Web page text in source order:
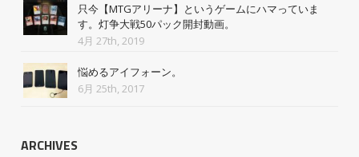
只今【MTGアリーナ】というゲームにハマっていま
す。灯争大戦50パック開封動画。
4月 27th, 2019
悩めるアイフォーン。
6月 25th, 2017
ARCHIVES